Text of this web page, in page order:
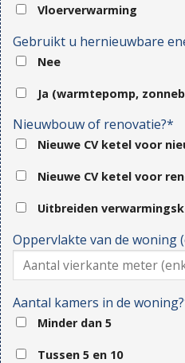
Vloerverwarming
Gebruikt u hernieuwbare
Nee
Ja (warmtepomp,
Nieuwbouw of renovatie?*
Nieuwe CV ketel voor
Nieuwe CV ketel voor
Uitbreiden
Oppervlakte van de woning
Aantal kamers in de
Minder dan 5
Tussen 5 en 10